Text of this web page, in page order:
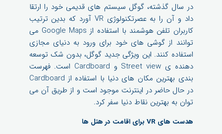
در سال گذشته، گوگل سیستم های قدیمی خود را ارتقا
داد و آن را به عصرتکنولوژی VR آورد که بدین ترتیب
کاربران تلفن هوشمند با استفاده از Google Maps می
توانند از گوشی های خود برای ورود به دنیای مجازی
استفاده کنند. این ویژگی جدید گوگل، بدون شک توسعه
دهنده ی Street view و Cardboard است. فهرست
بندی بهترین مکان های دنیا با استفاده از Cardboard
در حال حاضر در اینترنت موجود است و از طریق آن می
توان به بهترین نقاط دنیا سفر کرد.
هدست های VR برای اقامت در هتل ها